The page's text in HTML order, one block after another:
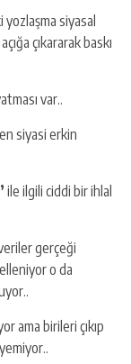
siyasal
çıkararak baskı
var..
siyasi erkin
ile ilgili ciddi bir ihlal
gerçeği
o da
ama birileri çıkıp